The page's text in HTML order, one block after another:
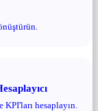
hesaplayın.